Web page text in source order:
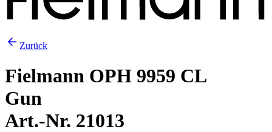
Zurück
Fielmann OPH 9959 CL
Gun
Art.-Nr. 21013